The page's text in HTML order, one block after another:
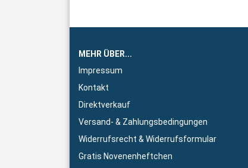
MEHR ÜBER...
Impressum
Kontakt
Direktverkauf
Versand- & Zahlungsbedingungen
Widerrufsrecht & Widerrufsformular
Gratis Novenenheftchen